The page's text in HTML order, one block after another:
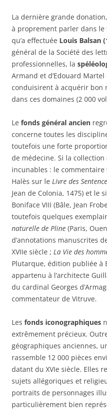
La dernière grande
à proprement parler dans
qu’a effectuée Louis Balsan
général de la Société des
professionnelles, la
Armand et d’Edouard Martel
conduisirent à acquérir bon
dans ces domaines (2 000
Le fonds général ancien
concerne toutes les
toutefois une forte
de médecine. Si la
incunables : le commentaire
Halès sur le Livre des
Jean de Colonia, 1475) et le
Boniface VIII (Bâle, Jean
toutefois quelques
naturelle de Pline (Paris,
d’annotations manuscrites
XVIIe siècle ; La Vie des
Plutarque, édition publiée à
appartenu à l’architecte
du cardinal Georges
commentateur de Vitruve.
Les fonds iconographiques
extrêmement précieux.
géographiques anciennes,
rassemble 12 000 pièces
datant du XVIe siècle. Elles
sujets allégoriques et
portraits de personnages
particulièrement bien